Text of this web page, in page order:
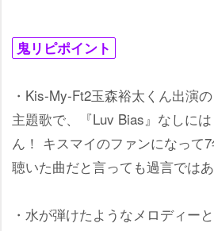
鬼リピポイント
・Kis-My-Ft2玉森裕太くん出演
主題歌で、『Luv Bias』なしに
ん！ キスマイのファンになって
聴いた曲だと言っても過言では
・水が弾けたようなメロディー